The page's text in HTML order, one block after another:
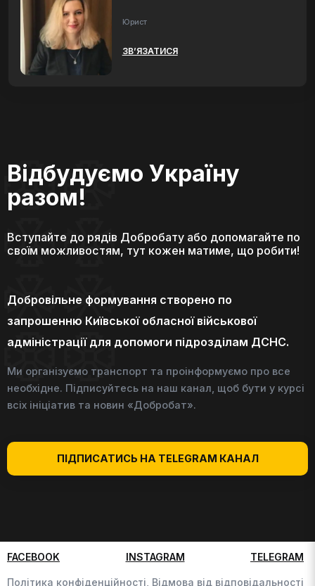
Юрист
ЗВ’ЯЗАТИСЯ
Відбудуємо Україну
разом!
Вступайте до рядів Добробату або допомагайте по
своїм можливостям, тут кожен матиме, що робити!
Добровільне формування створено по
запрошенню Київської обласної військової
адміністрації для допомоги підрозділам ДСНС.
Ми організуємо транспорт та проінформуємо про все
необхідне. Підписуйтесь на наш канал, щоб бути у курсі
всіх ініціатив та новин «Добробат».
ПІДПИСАТИСЬ НА TELEGRAM КАНАЛ
FACEBOOK INSTAGRAM TELEGRAM
Політика конфіденційності, Відмова від відповідальності